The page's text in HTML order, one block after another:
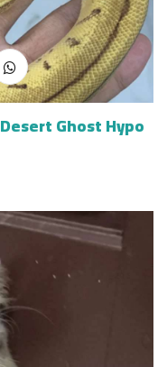
Ghost Hypo